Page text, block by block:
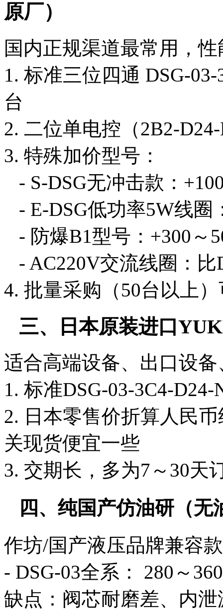
原厂）
国内正规渠道最常用，
1. 标准三位四通 DSG-
台
2. 二位单电控（2B2-
3. 特殊加价型号：
- S-DSG无冲击款：
- E-DSG低功率5W线圈
- 防爆B1型号：+300～
- AC220V交流线圈：比
4. 批量采购（50台以上
三、日本原装进口
适合高端设备、出口设
1. 标准DSG-03-3C4-
2. 日本零售价折算人民
关现货便宜一些
3. 交期长，多为7～30天
四、纯国产仿油研（无
作坊/国产液压品牌兼容
- DSG-03全系： 280～
缺点：阀芯耐磨差、内